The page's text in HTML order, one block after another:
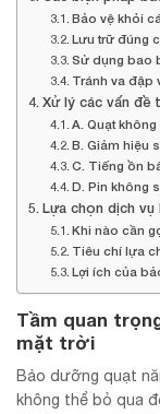
Bảo vệ khỏi
Lưu trữ đúng
Sử dụng bao
Tránh va đập
Xử lý các vấn đề
A. Quạt
B. Giảm hiệu
C. Tiếng ồn
D. Pin không
Lựa chọn dịch vụ
Khi nào cần
Tiêu chí lựa
Lợi ích của
Tầm quan
mặt trời
Bảo dưỡng quạt
không thể bỏ qua